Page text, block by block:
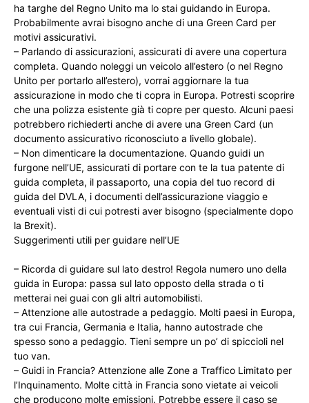
ha targhe del Regno Unito ma lo stai guidando in Europa.
Probabilmente avrai bisogno anche di una Green Card per
motivi assicurativi.
– Parlando di assicurazioni, assicurati di avere una copertura
completa. Quando noleggi un veicolo all’estero (o nel Regno
Unito per portarlo all’estero), vorrai aggiornare la tua
assicurazione in modo che ti copra in Europa. Potresti scoprire
che una polizza esistente già ti copre per questo. Alcuni paesi
potrebbero richiederti anche di avere una Green Card (un
documento assicurativo riconosciuto a livello globale).
– Non dimenticare la documentazione. Quando guidi un
furgone nell’UE, assicurati di portare con te la tua patente di
guida completa, il passaporto, una copia del tuo record di
guida del DVLA, i documenti dell’assicurazione viaggio e
eventuali visti di cui potresti aver bisogno (specialmente dopo
la Brexit).
Suggerimenti utili per guidare nell’UE
– Ricorda di guidare sul lato destro! Regola numero uno della
guida in Europa: passa sul lato opposto della strada o ti
metterai nei guai con gli altri automobilisti.
– Attenzione alle autostrade a pedaggio. Molti paesi in Europa,
tra cui Francia, Germania e Italia, hanno autostrade che
spesso sono a pedaggio. Tieni sempre un po’ di spiccioli nel
tuo van.
– Guidi in Francia? Attenzione alle Zone a Traffico Limitato per
l’Inquinamento. Molte città in Francia sono vietate ai veicoli
che producono molte emissioni. Potrebbe essere il caso se